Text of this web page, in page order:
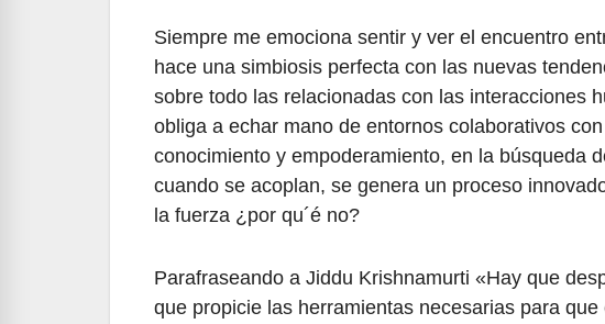
Siempre me emociona sentir y ver el encuentro
hace una simbiosis perfecta con las nuevas
sobre todo las relacionadas con las interacciones
obliga a echar mano de entornos colaborativos
conocimiento y empoderamiento, en la búsqueda
cuando se acoplan, se genera un proceso
la fuerza ¿por qu´é no?
Parafraseando a Jiddu Krishnamurti «Hay que
que propicie las herramientas necesarias para